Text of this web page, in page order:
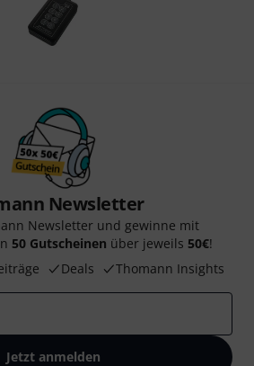
Newsletter
Newsletter und gewinne mit
50 Gutscheinen über jeweils 50€!
Deals Thomann Insights
Jetzt anmelden